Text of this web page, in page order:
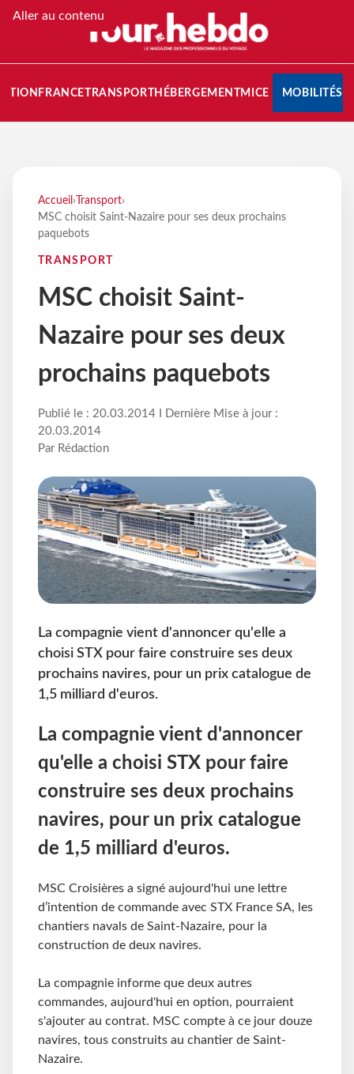
Aller au contenu
FRANCETRANSPORT HÉBERGEMENTMICE MOBILITÉS
Accueil › Transport›
MSC choisit Saint-Nazaire pour ses deux prochains
paquebots
TRANSPORT
MSC choisit Saint-
Nazaire pour ses deux
prochains paquebots
Publié le : 20.03.2014 I Dernière Mise à jour :
20.03.2014
Par Rédaction
La compagnie vient d'annoncer qu'elle a
choisi STX pour faire construire ses deux
prochains navires, pour un prix catalogue de
1,5 milliard d'euros.
La compagnie vient d'annoncer
qu'elle a choisi STX pour faire
construire ses deux prochains
navires, pour un prix catalogue
de 1,5 milliard d'euros.
MSC Croisières a signé aujourd'hui une lettre
d’intention de commande avec STX France SA, les
chantiers navals de Saint-Nazaire, pour la
construction de deux navires.
La compagnie informe que deux autres
commandes, aujourd'hui en option, pourraient
s'ajouter au contrat. MSC compte à ce jour douze
navires, tous construits au chantier de Saint-
Nazaire.